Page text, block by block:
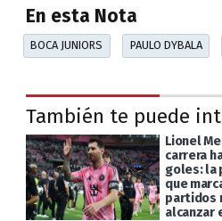
En esta Nota
BOCA JUNIORS PAULO DYBALA
También te puede
Lionel
carrera
goles: la
que
partidos
alcanzar